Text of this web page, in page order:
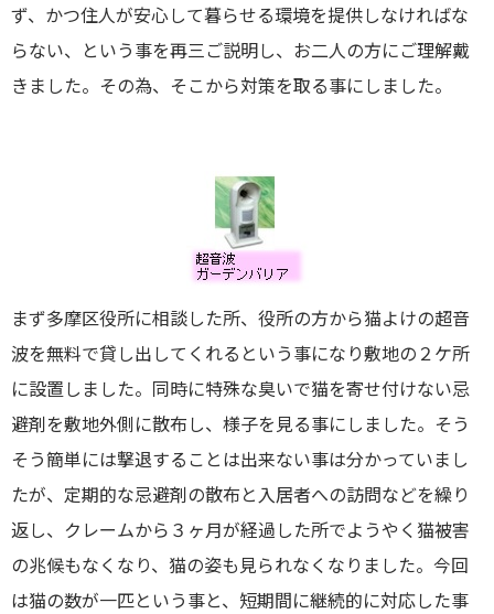
ず、かつ住人が安心して暮らせる環境を提供しなければな
らない、という事を再三ご説明し、お二人の方にご理解戴
きました。その為、そこから対策を取る事にしました。
まず多摩区役所に相談した所、役所の方から猫よけの超音
波を無料で貸し出してくれるという事になり敷地の２ケ所
に設置しました。同時に特殊な臭いで猫を寄せ付けない忌
避剤を敷地外側に散布し、様子を見る事にしました。そう
そう簡単には撃退することは出来ない事は分かっていまし
たが、定期的な忌避剤の散布と入居者への訪問などを繰り
返し、クレームから３ヶ月が経過した所でようやく猫被害
の兆候もなくなり、猫の姿も見られなくなりました。今回
は猫の数が一匹という事と、短期間に継続的に対応した事